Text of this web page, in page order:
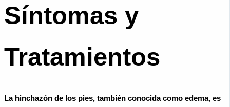
Síntomas y
Tratamientos
La hinchazón de los pies, también conocida como edema, es